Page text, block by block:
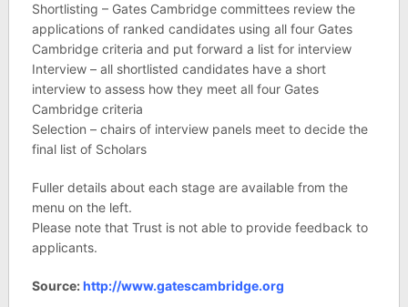
Shortlisting – Gates Cambridge committees review the
applications of ranked candidates using all four Gates
Cambridge criteria and put forward a list for interview
Interview – all shortlisted candidates have a short
interview to assess how they meet all four Gates
Cambridge criteria
Selection – chairs of interview panels meet to decide the
final list of Scholars
Fuller details about each stage are available from the
menu on the left.
Please note that Trust is not able to provide feedback to
applicants.
Source:http://www.gatescambridge.org